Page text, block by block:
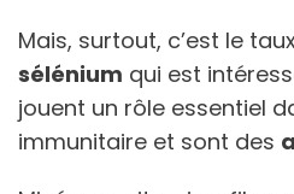
Mais, surtout, c’est le
sélénium qui est
jouent un rôle essentiel
immunitaire et sont des